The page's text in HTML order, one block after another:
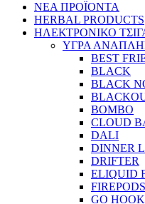
ΝΕΑ ΠΡΟΪΟΝΤΑ
HERBAL PRODUCTS
ΗΛΕΚΤΡΟΝΙΚΟ
ΥΓΡΑ
BEST
BLACK
BLACK
BOMBO
CLOUD
DALI
DINNER
DRIFTER
ELIQUID
FIREPODS
GO